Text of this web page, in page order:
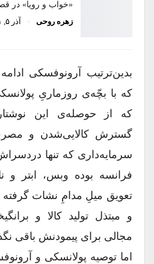
«خواب و رویا» در
زهره روحی
آذر ۵, ۱۴۰۱
بدین‌ترتیب آرونوفسکی
که با بچّه‌ی روزماریِ پولانسکی
که از حوصله‌ی این
گسترش کالایی‌شدن و
فرانسه بوده وبس، ابتر و
تعویق میلِ مدامِ نشات گرفته از
و مبتذل تولید کالا و
مجالی برای پیمودنش باقی
اما توصیه پولانسکی و